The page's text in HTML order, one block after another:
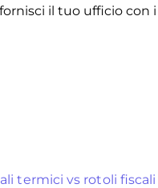
il tuo ufficio con